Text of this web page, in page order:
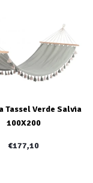
Tassel Verde Salvia
100X200
€177,10